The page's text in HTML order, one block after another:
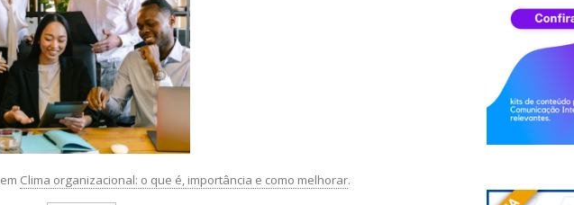
em Clima organizacional: o que é, importância e como melhorar.